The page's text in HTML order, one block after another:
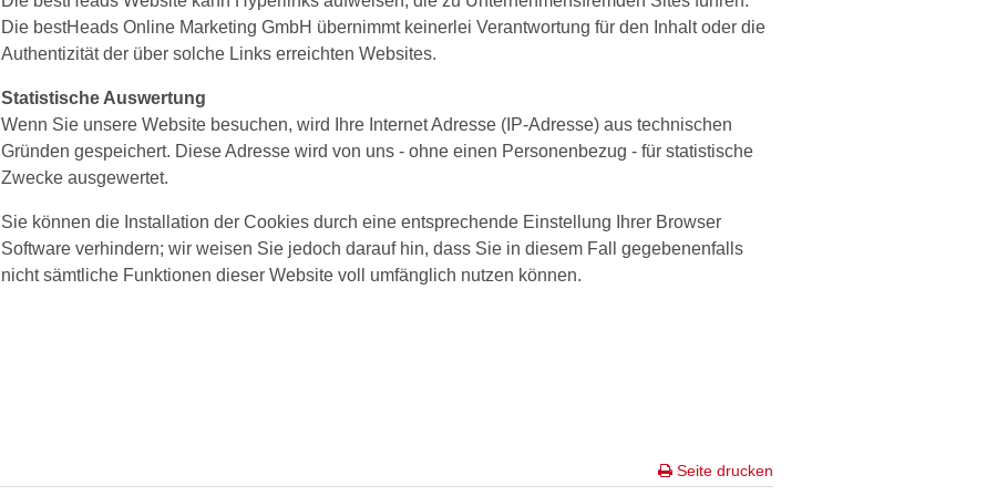
Die bestHeads Online Marketing GmbH übernimmt keinerlei Verantwortung für den Inhalt oder die
Authentizität der über solche Links erreichten Websites.
Statistische Auswertung
Wenn Sie unsere Website besuchen, wird Ihre Internet Adresse (IP-Adresse) aus technischen
Gründen gespeichert. Diese Adresse wird von uns - ohne einen Personenbezug - für statistische
Zwecke ausgewertet.
Sie können die Installation der Cookies durch eine entsprechende Einstellung Ihrer Browser
Software verhindern; wir weisen Sie jedoch darauf hin, dass Sie in diesem Fall gegebenenfalls
nicht sämtliche Funktionen dieser Website voll umfänglich nutzen können.
Seite drucken